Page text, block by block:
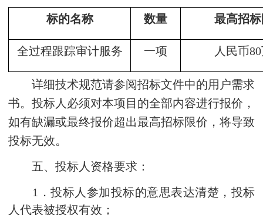
标的名称 数量 最高招
全过程跟踪审计服务 一项 人民币
详细技术规范请参阅招标文件中的用户需求
书。投标人必须对本项目的全部内容进行报价，
如有缺漏或最终报价超出最高招标限价，将导致
投标无效。
五、投标人资格要求：
1．投标人参加投标的意思表达清楚，投标
人代表被授权有效；